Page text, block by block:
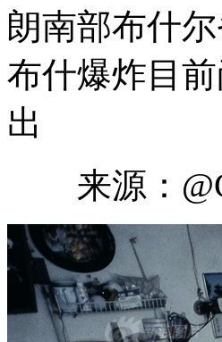
朗南部布什
布什爆炸 目
出
来源：